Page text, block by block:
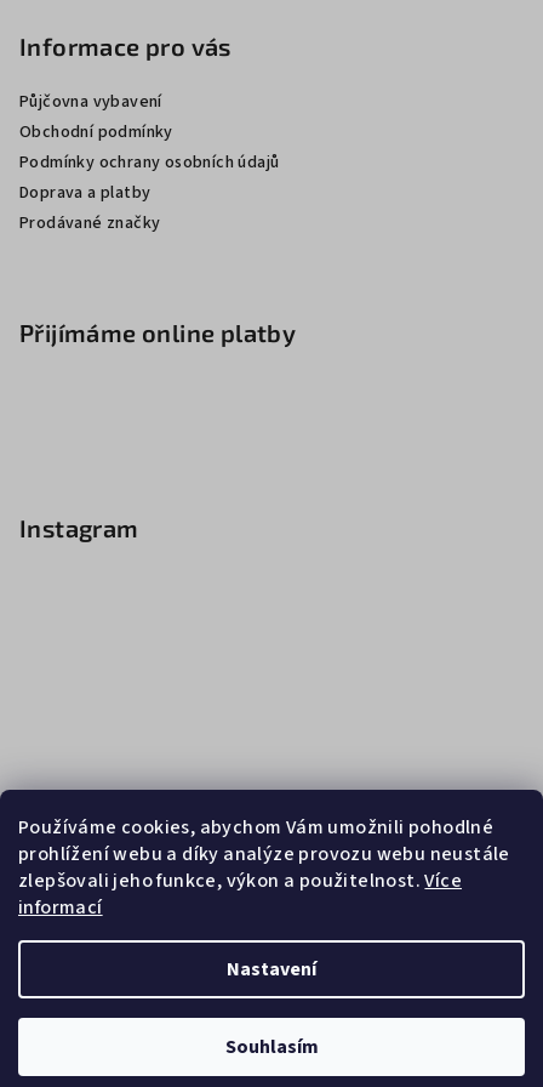
Používáme cookies, abychom Vám umožnili pohodlné
prohlížení webu a díky analýze provozu webu neustále
zlepšovali jeho funkce, výkon a použitelnost.Více
informací
Nastavení
Souhlasím
Informace pro vás
Půjčovna vybavení
Obchodní podmínky
Podmínky ochrany osobních údajů
Doprava a platby
Prodávané značky
Přijímáme online platby
Instagram
Sledovat na Instagramu
Vytvořil Shoptet